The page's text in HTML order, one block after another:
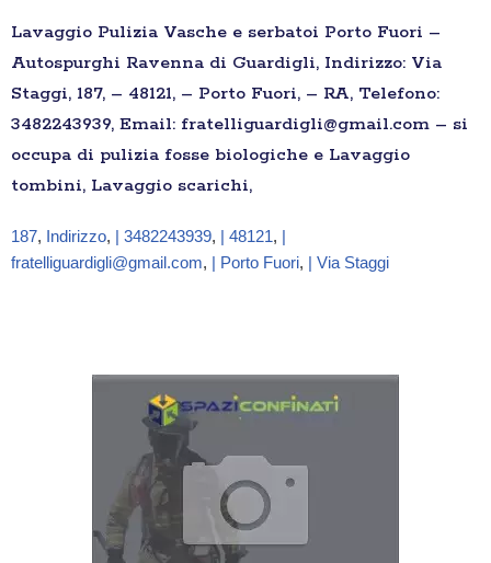
Lavaggio Pulizia Vasche e serbatoi Porto Fuori –
Autospurghi Ravenna di Guardigli, Indirizzo: Via
Staggi, 187, – 48121, – Porto Fuori, – RA, Telefono:
3482243939, Email: fratelliguardigli@gmail.com – si
occupa di pulizia fosse biologiche e Lavaggio
tombini, Lavaggio scarichi,
187, Indirizzo, | 3482243939, | 48121, |
fratelliguardigli@gmail.com, | Porto Fuori, | Via Staggi